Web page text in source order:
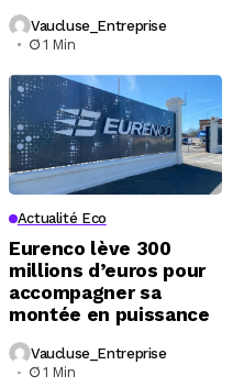
Vaucluse_Entreprise
1 Min
Actualité Eco
Eurenco lève 300
millions d’euros pour
accompagner sa
montée en puissance
Vaucluse_Entreprise
1 Min